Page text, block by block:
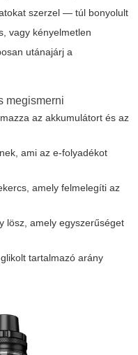
szerzel — túl bonyolult
vagy kényelmetlen
utánajárj a
megismerni
az akkumulátort és az
ami az e-folyadékot
amely felmelegíti az
lösz, amely egyszerűséget
tartalmazó arány